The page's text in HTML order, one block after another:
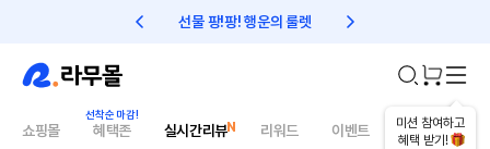
선물 팡!팡! 행운의 룰렛 친구초대 1만원 리워드!
미션 참여하고
혜택 받기!
쇼핑몰 혜택존 실시간리뷰 리워드 이벤트 건강매거진